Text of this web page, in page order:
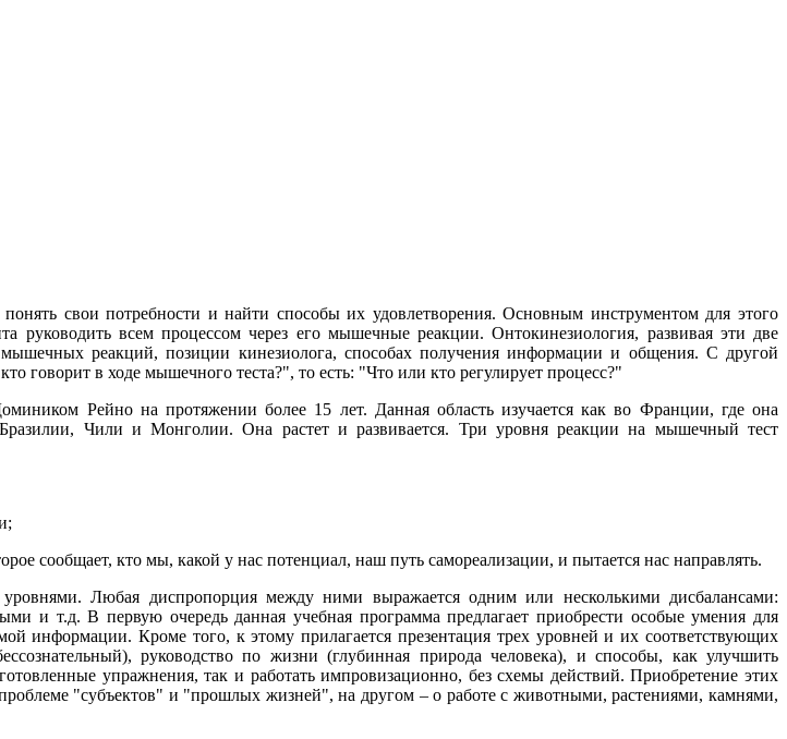
свои потребности и найти способы их удовлетворения. Основным инструментом для этого
руководить всем процессом через его мышечные реакции. Онтокинезиология, развивая эти две
реакций, позиции кинезиолога, способах получения информации и общения. С другой
говорит в ходе мышечного теста?", то есть: "Что или кто регулирует процесс?"
Рейно на протяжении более 15 лет. Данная область изучается как во Франции, где она
Чили и Монголии. Она растет и развивается. Три уровня реакции на мышечный тест
сообщает, кто мы, какой у нас потенциал, наш путь самореализации, и пытается нас направлять.
Любая диспропорция между ними выражается одним или несколькими дисбалансами:
и т.д. В первую очередь данная учебная программа предлагает приобрести особые умения для
информации. Кроме того, к этому прилагается презентация трех уровней и их соответствующих
руководство по жизни (глубинная природа человека), и способы, как улучшить
упражнения, так и работать импровизационно, без схемы действий. Приобретение этих
"субъектов" и "прошлых жизней", на другом – о работе с животными, растениями, камнями,